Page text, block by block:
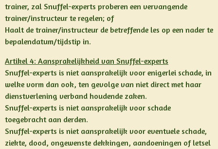
trainer, zal Snuffel-experts proberen een vervangende
trainer/instructeur te regelen; of
Haalt de trainer/instructeur de betreffende les op een nader te
bepalendatum/tijdstip in.
Artikel 4: Aansprakelijkheid van Snuffel-experts
Snuffel-experts is niet aansprakelijk voor enigerlei schade, in
welke vorm dan ook, ten gevolge van niet direct met haar
dienstverlening verband houdende zaken.
Snuffel-experts is niet aansprakelijk voor schade
toegebracht aan derden.
Snuffel-experts is niet aansprakelijk voor eventuele schade,
ziekte, dood, ongewenste dekkingen, aandoeningen of letsel